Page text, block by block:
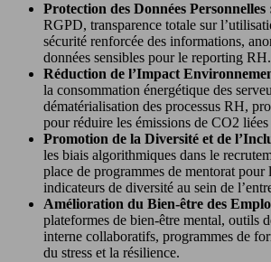
Protection des Données Personnelles
RGPD, transparence totale sur
sécurité renforcée des informations,
données sensibles pour le reporting RH.
Réduction de l’Impact
la consommation énergétique des
dématérialisation des processus RH,
pour réduire les émissions de CO2
Promotion de la Diversité et de
les biais algorithmiques dans le
place de programmes de mentorat
indicateurs de diversité au sein de
Amélioration du Bien-être des
plateformes de bien-être mental, outils
interne collaboratifs, programmes de
du stress et la résilience.